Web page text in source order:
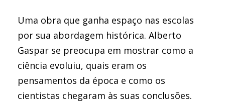
Uma obra que ganha espaço nas escolas
por sua abordagem histórica. Alberto
Gaspar se preocupa em mostrar como a
ciência evoluiu, quais eram os
pensamentos da época e como os
cientistas chegaram às suas conclusões.